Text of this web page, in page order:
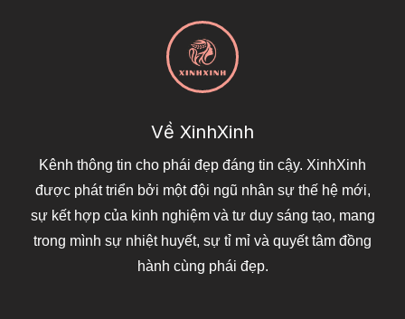
Về XinhXinh
Kênh thông tin cho phái đẹp đáng tin cậy. XinhXinh
được phát triển bởi một đội ngũ nhân sự thế hệ mới,
sự kết hợp của kinh nghiệm và tư duy sáng tạo, mang
trong mình sự nhiệt huyết, sự tỉ mỉ và quyết tâm đồng
hành cùng phái đẹp.